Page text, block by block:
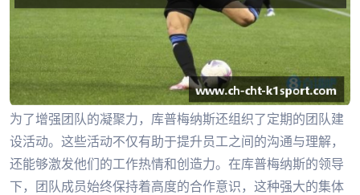
为了增强团队的凝聚力，库普梅纳斯还组织了定期的团队建
设活动。这些活动不仅有助于提升员工之间的沟通与理解，
还能够激发他们的工作热情和创造力。在库普梅纳斯的领导
下，团队成员始终保持着高度的合作意识，这种强大的集体